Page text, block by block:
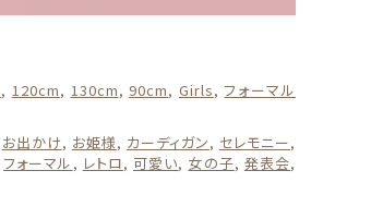
, 120cm, 130cm,90cm, Girls, フォーマル
お出かけ, お姫様, カーディガン, セレモニー,
フォーマル , レトロ, 可愛い, 女の子, 発表会,